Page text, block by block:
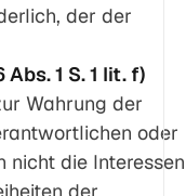
der der
1 S. 1 lit. f)
Wahrung der
oder
nicht die Interessen
der